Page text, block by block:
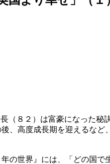
（８２）は富豪になった
、高度成長期を迎えるな
の世界』には、「どの国